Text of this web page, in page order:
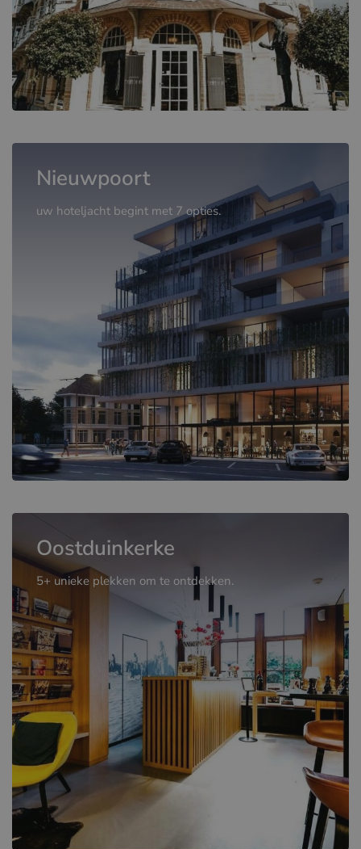
Nieuwpoort
uw hoteljacht begint met 7 opties.
Oostduinkerke
5+ unieke plekken om te ontdekken.